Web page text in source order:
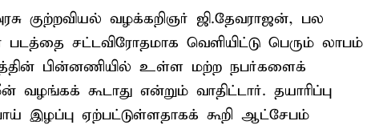
குற்றவியல் வழக்கறிஞர் ஜி.தேவராஜன், பல
சட்டவிரோதமாக வெளியிட்டு பெரும் லாபம்
பின்னணியில் உள்ள மற்ற நபர்களைக்
கூடாது என்றும் வாதிட்டார். தயாரிப்பு
இழப்பு ஏற்பட்டுள்ளதாகக் கூறி ஆட்சேபம்